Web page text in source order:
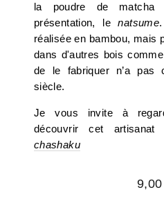
la poudre de
présentation, lenatsume
réalisée en bambou, mais
dans d'autres bois
de le fabriquer n’a pas
siècle.
Je vous invite à
découvrir cet
chashaku
Prix